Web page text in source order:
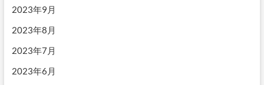
2023年9月
2023年8月
2023年7月
2023年6月